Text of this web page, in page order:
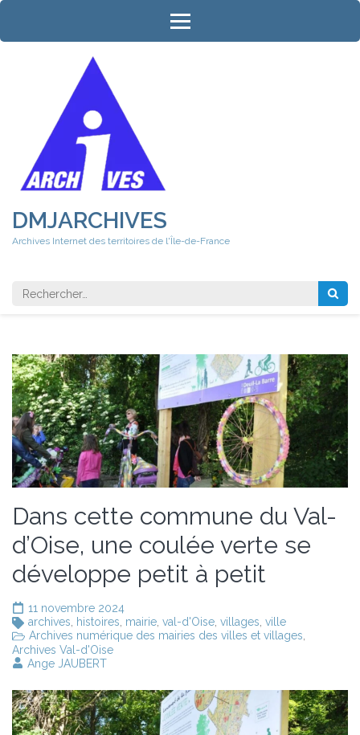
Aller
contenu
DMJARCHIVES
Archives Internet des territoires de l'Île-de-France
Rechercher
Dans cette commune du Val-
d’Oise, une coulée verte se
développe petit à petit
11 novembre 2024
archives
histoires mairie val-d'Oise villages ville
Archives numérique des mairies des villes et villages
Archives Val-d'Oise
Ange JAUBERT